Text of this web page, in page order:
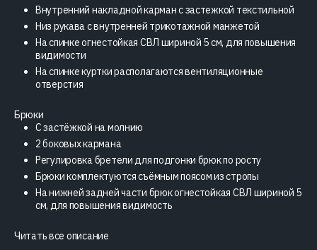
Внутренний накладной карман с застежкой текстильной
Низ рукава с внутренней трикотажной манжетой
На спинке огнестойкая СВЛ шириной 5 см, для повышения
видимости
На спинке куртки располагаются вентиляционные
отверстия
Брюки
С застёжкой на молнию
2 боковых кармана
Регулировка бретели для подгонки брюк по росту
Брюки комплектуются съёмным поясом из стропы
На нижней задней части брюк огнестойкая СВЛ шириной 5
см, для повышения видимость
Читать все описание